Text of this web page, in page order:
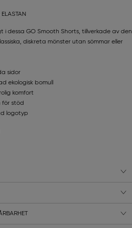
dessa GO Smooth Shorts, tillverkade av den
diskreta mönster utan sömmar eller
sidor
ekologisk bomull
komfort
för stöd
logotyp